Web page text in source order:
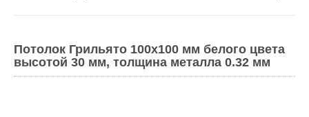
Потолок Грильято 100х100 мм белого цвета
высотой 30 мм, толщина металла 0.32 мм